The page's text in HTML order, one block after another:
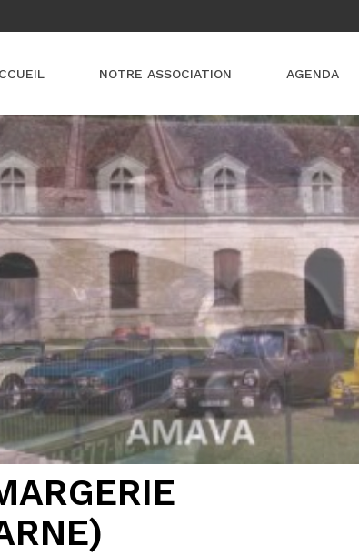
NOTRE ASSOCIATION AGENDA